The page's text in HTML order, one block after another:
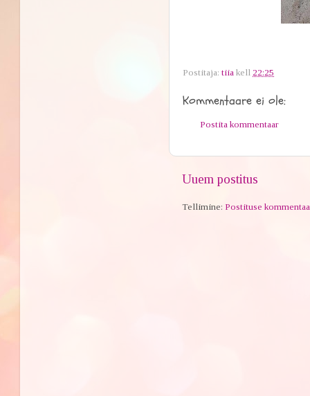
Postitaja:tiia kell 22:25
Kommentaare ei ole:
Postita kommentaar
Uuem postitus
Tellimine:Postituse